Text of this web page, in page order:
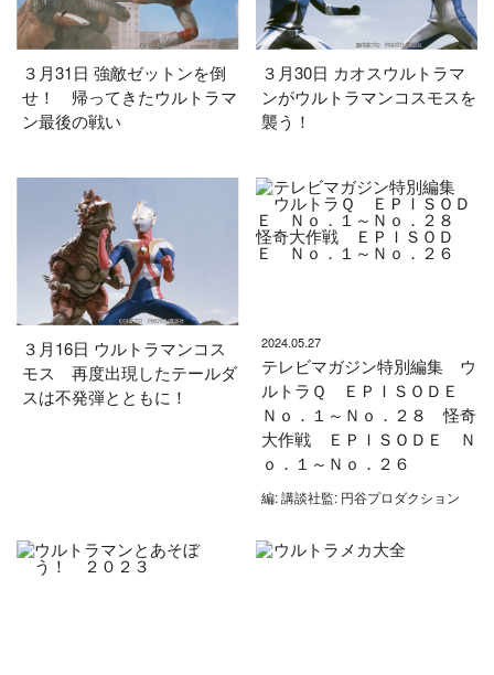
３月31日 強敵ゼットンを倒
せ！ 帰ってきたウルトラマ
ン最後の戦い
３月30日 カオスウルトラマ
ンがウルトラマンコスモスを
襲う！
３月16日 ウルトラマンコス
モス 再度出現したテールダ
スは不発弾とともに！
2024.05.27
テレビマガジン特別編集 ウ
ルトラＱ ＥＰＩＳＯＤＥ
Ｎｏ．１～Ｎｏ．２８ 怪奇
大作戦 ＥＰＩＳＯＤＥ Ｎ
ｏ．１～Ｎｏ．２６
編: 講談社監: 円谷プロダクション